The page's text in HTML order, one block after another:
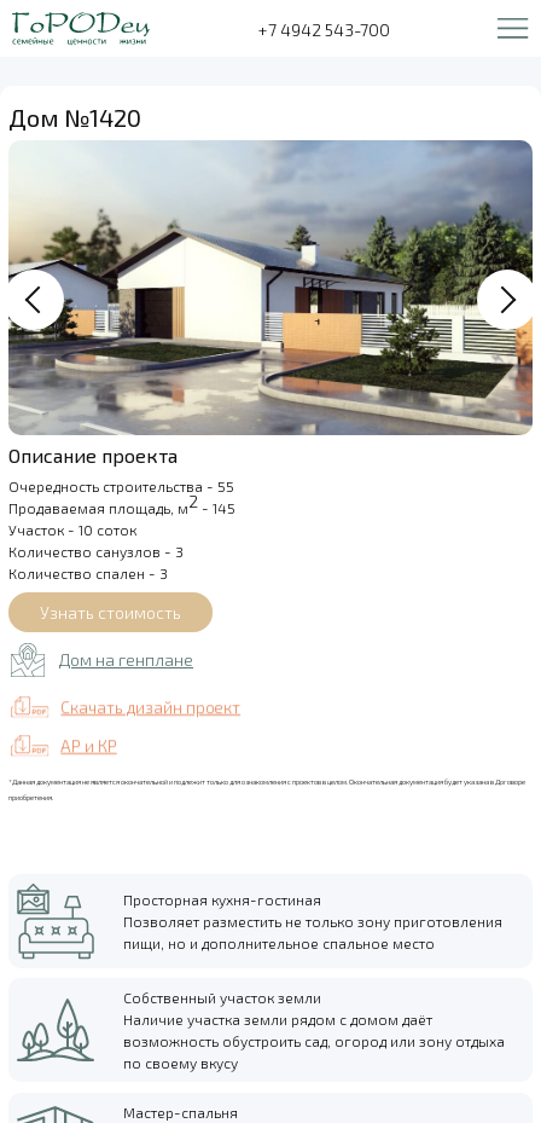
+7 4942 543-700
Дом №1420
Описание проекта
Очередность строительства - 55
Продаваемая площадь, м2 - 145
Участок - 10 соток
Количество санузлов - 3
Количество спален - 3
Дом на генплане
Скачать дизайн проект
АР и КР
*Данная документация не является окончательной и подлежит только для ознакомления с проектов в целом. Окончательная документация будет указана в Договоре
приобретения.
Просторная кухня-гостиная
Позволяет разместить не только зону приготовления
пищи, но и дополнительное спальное место
Собственный участок земли
Наличие участка земли рядом с домом даёт
возможность обустроить сад, огород или зону отдыха
по своему вкусу
Мастер-спальня